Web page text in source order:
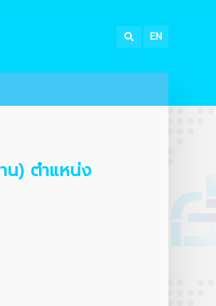
EN
น) ตำแหน่ง